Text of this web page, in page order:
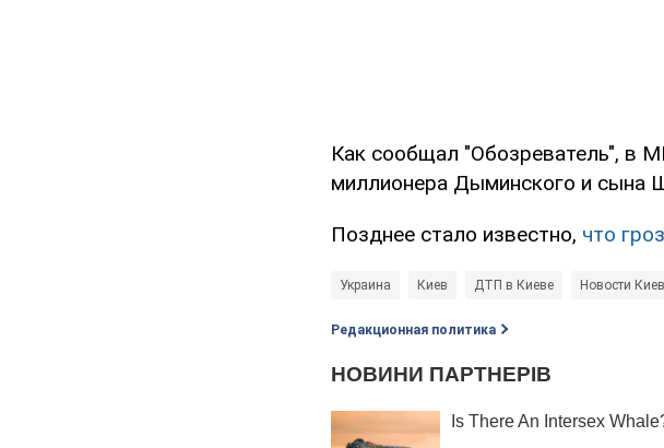
Как сообщал "Обозреватель", в
миллионера Дыминского и сына
Позднее стало известно, что
Украина Киев ДТП в Киеве Новости
Редакционная политика